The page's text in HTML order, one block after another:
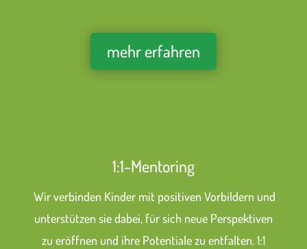
mehr erfahren
1:1-Mentoring
Wir verbinden Kinder mit positiven Vorbildern und
unterstützen sie dabei, für sich neue Perspektiven
zu eröffnen und ihre Potentiale zu entfalten. 1:1